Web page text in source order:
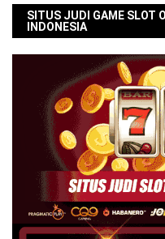
SITUS JUDI GAME SLOT
INDONESIA